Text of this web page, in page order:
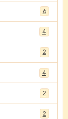
6
4
2
4
2
2